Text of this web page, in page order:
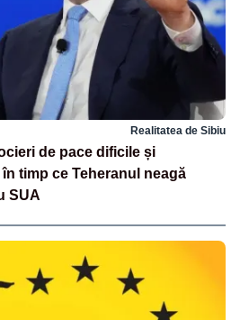
Realitatea de Sibiu
de pace dificile și
timp ce Teheranul neagă
SUA